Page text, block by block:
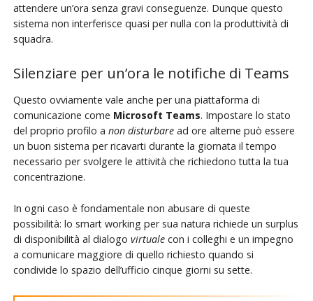
attendere un’ora senza gravi conseguenze. Dunque questo
sistema non interferisce quasi per nulla con la produttività di
squadra.
Silenziare per un’ora le notifiche di Teams
Questo ovviamente vale anche per una piattaforma di
comunicazione come Microsoft Teams. Impostare lo stato
del proprio profilo a non disturbaread ore alterne può essere
un buon sistema per ricavarti durante la giornata il tempo
necessario per svolgere le attività che richiedono tutta la tua
concentrazione.
In ogni caso è fondamentale non abusare di queste
possibilità: lo smart working per sua natura richiede un surplus
di disponibilità al dialogo virtualecon i colleghi e un impegno
a comunicare maggiore di quello richiesto quando si
condivide lo spazio dell’ufficio cinque giorni su sette.